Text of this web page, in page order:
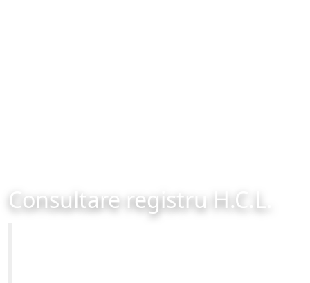
Consultare registru H.C.L.